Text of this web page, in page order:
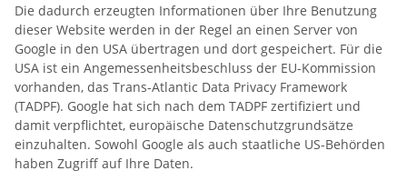
Die dadurch erzeugten Informationen über Ihre Benutzung
dieser Website werden in der Regel an einen Server von
Google in den USA übertragen und dort gespeichert. Für die
USA ist ein Angemessenheitsbeschluss der EU-Kommission
vorhanden, das Trans-Atlantic Data Privacy Framework
(TADPF). Google hat sich nach dem TADPF zertifiziert und
damit verpflichtet, europäische Datenschutzgrundsätze
einzuhalten. Sowohl Google als auch staatliche US-Behörden
haben Zugriff auf Ihre Daten.